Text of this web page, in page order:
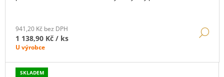
941,20 Kč bez DPH
1 138,90 Kč / ks
U výrobce
SKLADEM